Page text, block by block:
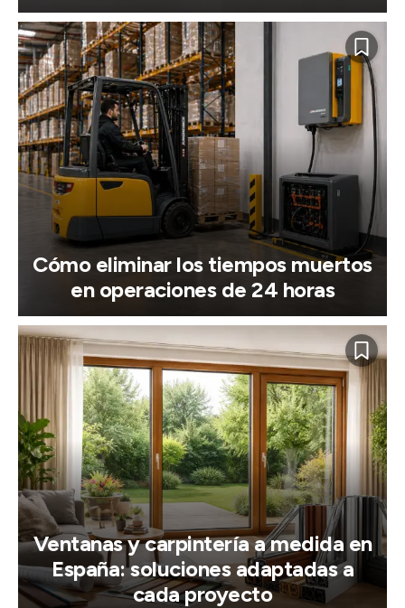
Cómo eliminar los tiempos muertos
en operaciones de 24 horas
Ventanas y carpintería a medida en
España: soluciones adaptadas a
cada proyecto